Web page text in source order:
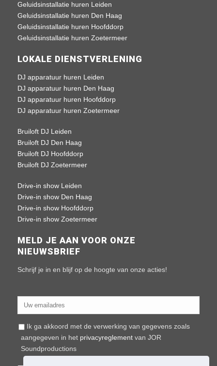
Geluidsinstallatie huren Leiden
Geluidsinstallatie huren Den Haag
Geluidsinstallatie huren Hoofddorp
Geluidsinstallatie huren Zoetermeer
LOKALE DIENSTVERLENING
DJ apparatuur huren Leiden
DJ apparatuur huren Den Haag
DJ apparatuur huren Hoofddorp
DJ apparatuur huren Zoetermeer
Bruiloft DJ Leiden
Bruiloft DJ Den Haag
Bruiloft DJ Hoofddorp
Bruiloft DJ Zoetermeer
Drive-in show Leiden
Drive-in show Den Haag
Drive-in show Hoofddorp
Drive-in show Zoetermeer
MELD JE AAN VOOR ONZE
NIEUWSBRIEF
Schrijf je in en blijf op de hoogte van onze acties!
Ik ga akkoord met de verwerking van gegevens zoals
aangegeven in het privacyreglement van JOR
Soundproductions